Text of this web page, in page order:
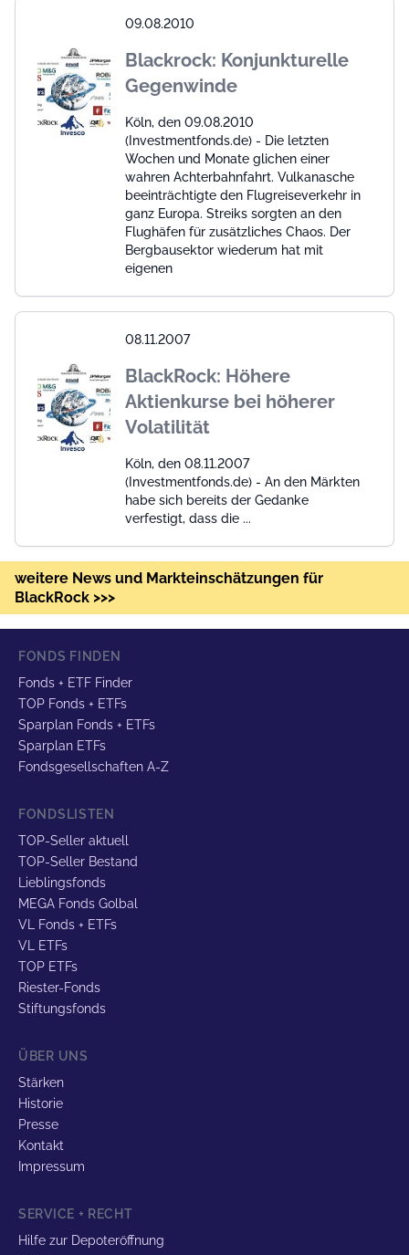
09.08.2010
Blackrock: Konjunkturelle
Gegenwinde
Köln, den 09.08.2010
(Investmentfonds.de) - Die letzten
Wochen und Monate glichen einer
wahren Achterbahnfahrt. Vulkanasche
beeinträchtigte den Flugreiseverkehr in
ganz Europa. Streiks sorgten an den
Flughäfen für zusätzliches Chaos. Der
Bergbausektor wiederum hat mit
eigenen
08.11.2007
BlackRock: Höhere
Aktienkurse bei höherer
Volatilität
Köln, den 08.11.2007
(Investmentfonds.de) - An den Märkten
habe sich bereits der Gedanke
verfestigt, dass die ...
weitere News und Markteinschätzungen für
BlackRock >>>
FONDS FINDEN
Fonds + ETF Finder
TOP Fonds + ETFs
Sparplan Fonds + ETFs
Sparplan ETFs
Fondsgesellschaften A-Z
FONDSLISTEN
TOP-Seller aktuell
TOP-Seller Bestand
Lieblingsfonds
MEGA Fonds Golbal
VL Fonds + ETFs
VL ETFs
TOP ETFs
Riester-Fonds
Stiftungsfonds
ÜBER UNS
Stärken
Historie
Presse
Kontakt
Impressum
SERVICE + RECHT
Hilfe zur Depoteröffnung